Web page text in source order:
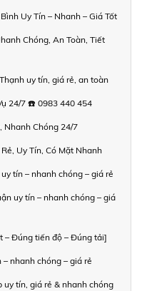
Uy Tín – Nhanh – Giá Tốt
Chóng, An Toàn, Tiết
uy tín, giá rẻ, an toàn
24/7 ☎️ 0983 440 454
Nhanh Chóng 24/7
Uy Tín, Có Mặt Nhanh
tín – nhanh chóng – giá rẻ
uy tín – nhanh chóng – giá
– Đúng tiến độ – Đúng tải]
nhanh chóng – giá rẻ
uy tín, giá rẻ & nhanh chóng